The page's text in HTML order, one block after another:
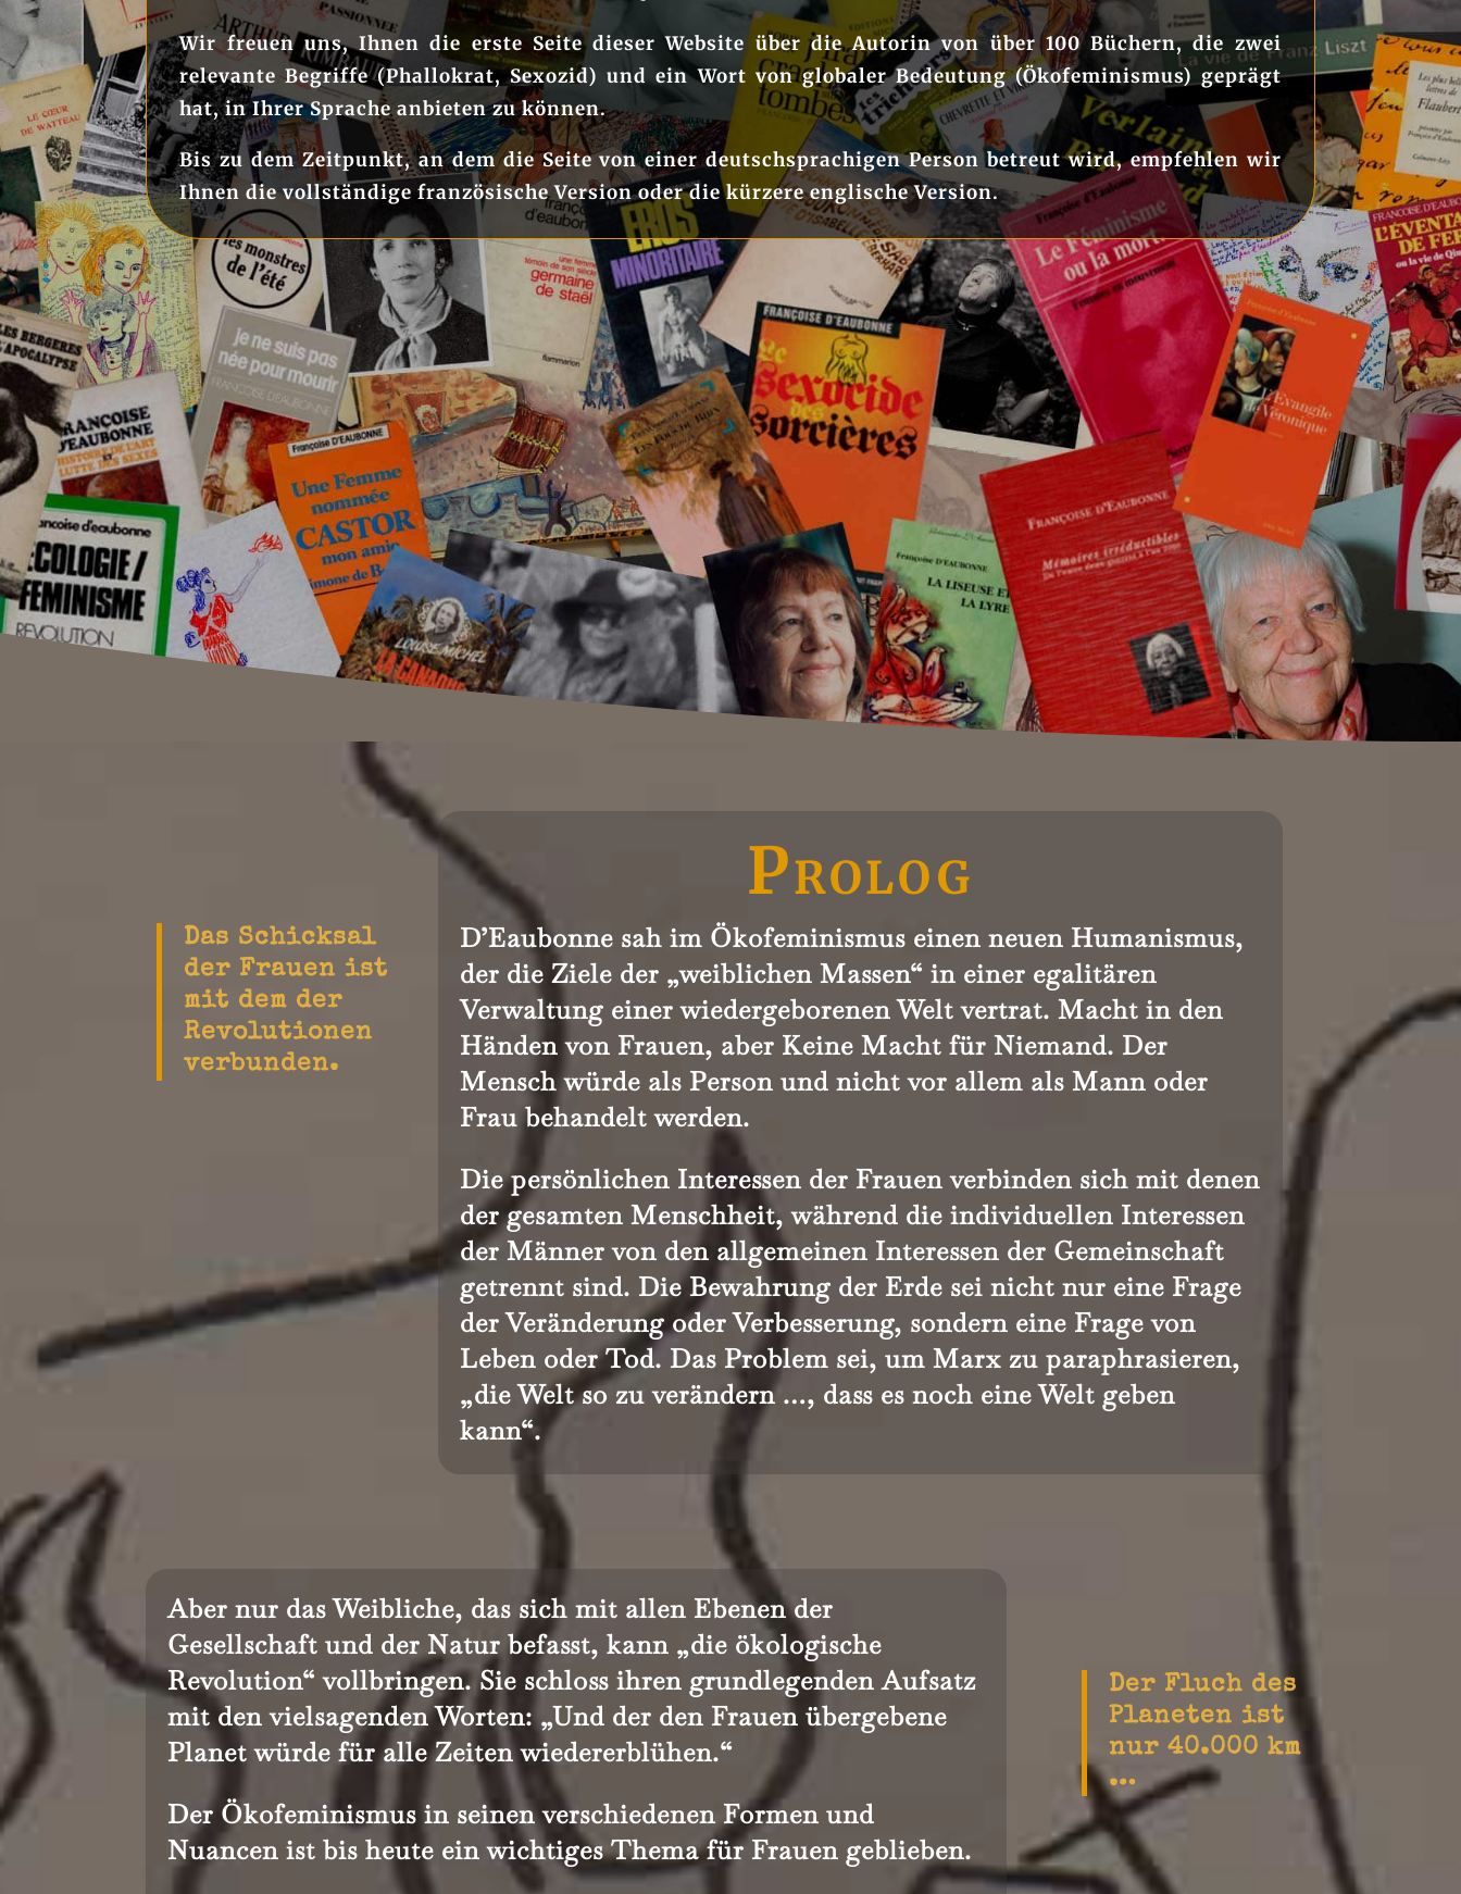
Wir freuen uns, Ihnen die erste Seite dieser Website über die Autorin von über 100 Büchern, die zwei
relevante Begriffe (Phallokrat, Sexozid) und ein Wort von globaler Bedeutung (Ökofeminismus) geprägt
hat, in Ihrer Sprache anbieten zu können.
Bis zu dem Zeitpunkt, an dem die Seite von einer deutschsprachigen Person betreut wird, empfehlen wir
Ihnen die vollständige französische Version oder die kürzere englische Version.
Das Schicksal
der Frauen ist
mit dem der
Revolutionen
verbunden.
Prolog
D’Eaubonne sah im Ökofeminismus einen neuen Humanismus,
der die Ziele der „weiblichen Massen“ in einer egalitären
Verwaltung einer wiedergeborenen Welt vertrat. Macht in den
Händen von Frauen, aber Keine Macht für Niemand. Der
Mensch würde als Person und nicht vor allem als Mann oder
Frau behandelt werden.
Die persönlichen Interessen der Frauen verbinden sich mit denen
der gesamten Menschheit, während die individuellen Interessen
der Männer von den allgemeinen Interessen der Gemeinschaft
getrennt sind. Die Bewahrung der Erde sei nicht nur eine Frage
der Veränderung oder Verbesserung, sondern eine Frage von
Leben oder Tod. Das Problem sei, um Marx zu paraphrasieren,
„die Welt so zu verändern …, dass es noch eine Welt geben
kann“.
Aber nur das Weibliche, das sich mit allen Ebenen der
Gesellschaft und der Natur befasst, kann „die ökologische
Revolution“ vollbringen. Sie schloss ihren grundlegenden Aufsatz
mit den vielsagenden Worten: „Und der den Frauen übergebene
Planet würde für alle Zeiten wiedererblühen.“
Der Ökofeminismus in seinen verschiedenen Formen und
Nuancen ist bis heute ein wichtiges Thema für Frauen geblieben.
Der Fluch des
Planeten ist
nur 40.000 km
…